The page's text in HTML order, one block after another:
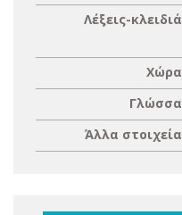
Λέξεις-κλειδιά
Χώρα
Γλώσσα
Άλλα στοιχεία